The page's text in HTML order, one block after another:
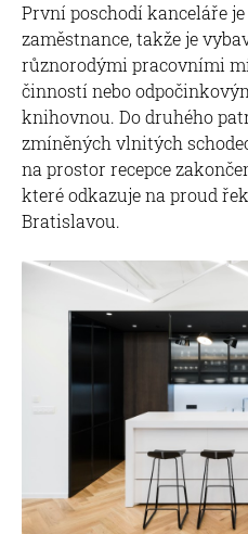
První poschodí kanceláře
zaměstnance, takže je
různorodými pracovními
činností nebo
knihovnou. Do druhého
zmíněných vlnitých
na prostor recepce
které odkazuje na proud
Bratislavou.